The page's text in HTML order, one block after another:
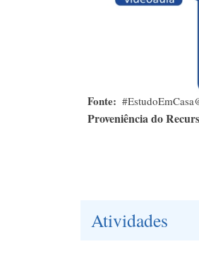
Fonte
Proveniência do
Atividades